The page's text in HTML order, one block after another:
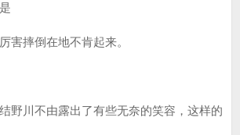
害摔倒在地不肯起来。
野川不由露出了有些无奈的笑容，这样的